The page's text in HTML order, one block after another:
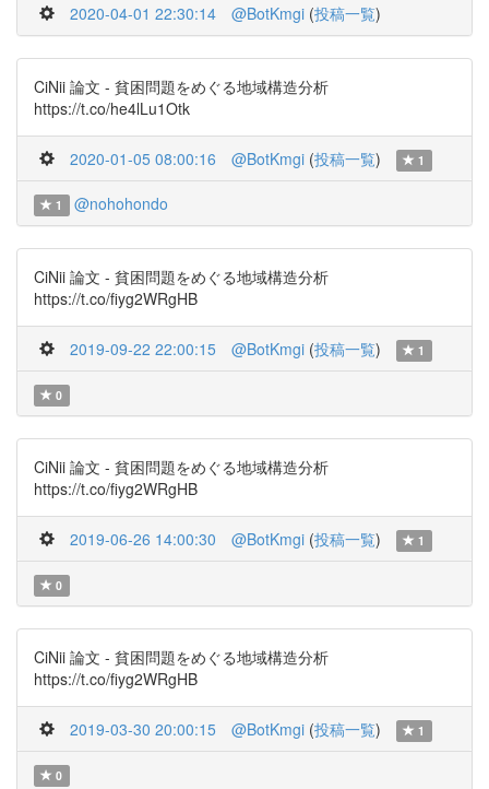
2020-04-01 22:30:14 @BotKmgi (投稿一覧)
CiNii 論文 - 貧困問題をめぐる地域構造分析
https://t.co/he4lLu1Otk
2020-01-05 08:00:16 @BotKmgi (投稿一覧) 1
1 @nohohondo
CiNii 論文 - 貧困問題をめぐる地域構造分析
https://t.co/fiyg2WRgHB
2019-09-22 22:00:15 @BotKmgi (投稿一覧) 1
0
CiNii 論文 - 貧困問題をめぐる地域構造分析
https://t.co/fiyg2WRgHB
2019-06-26 14:00:30 @BotKmgi (投稿一覧) 1
0
CiNii 論文 - 貧困問題をめぐる地域構造分析
https://t.co/fiyg2WRgHB
2019-03-30 20:00:15 @BotKmgi (投稿一覧) 1
0